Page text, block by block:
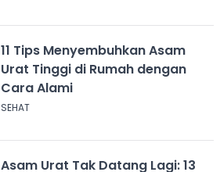
11 Tips Menyembuhkan Asam
Urat Tinggi di Rumah dengan
Cara Alami
SEHAT
Asam Urat Tak Datang Lagi: 13